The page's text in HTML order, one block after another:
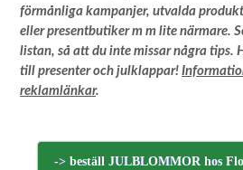
förmånliga kampanjer, utvalda
eller presentbutiker m m lite närmare.
listan, så att du inte missar några tips.
till presenter och julklappar!
reklamlänkar.
-> beställ JULBLOMMOR hos